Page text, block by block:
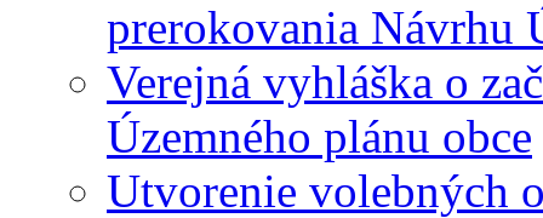
prerokovania Návrhu
Verejná vyhláška o
Územného plánu obce
Utvorenie volebných